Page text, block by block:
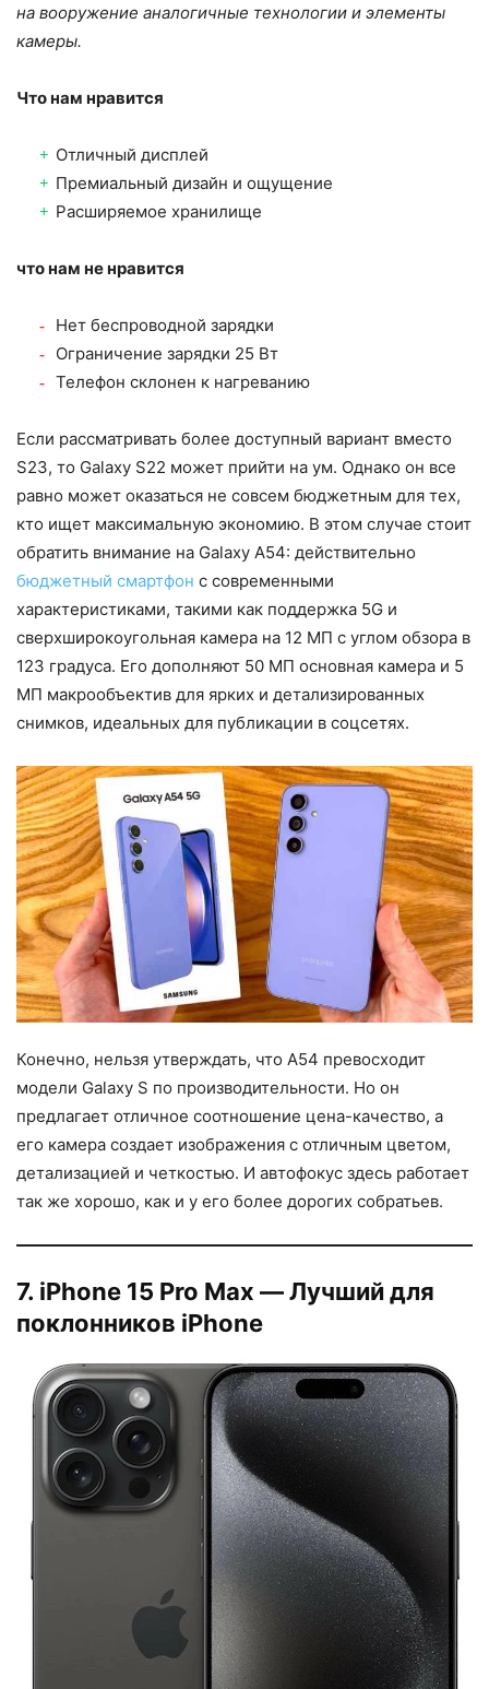
на вооружение аналогичные технологии и элементы
камеры.
Что нам нравится
Отличный дисплей
Премиальный дизайн и ощущение
Расширяемое хранилище
что нам не нравится
Нет беспроводной зарядки
Ограничение зарядки 25 Вт
Телефон склонен к нагреванию
Если рассматривать более доступный вариант вместо
S23, то Galaxy S22 может прийти на ум. Однако он все
равно может оказаться не совсем бюджетным для тех,
кто ищет максимальную экономию. В этом случае стоит
обратить внимание на Galaxy A54: действительно
бюджетный смартфон с современными
характеристиками, такими как поддержка 5G и
сверхширокоугольная камера на 12 МП с углом обзора в
123 градуса. Его дополняют 50 МП основная камера и 5
МП макрообъектив для ярких и детализированных
снимков, идеальных для публикации в соцсетях.
Конечно, нельзя утверждать, что A54 превосходит
модели Galaxy S по производительности. Но он
предлагает отличное соотношение цена-качество, а
его камера создает изображения с отличным цветом,
детализацией и четкостью. И автофокус здесь работает
так же хорошо, как и у его более дорогих собратьев.
7. iPhone 15 Pro Max — Лучший для
поклонников iPhone